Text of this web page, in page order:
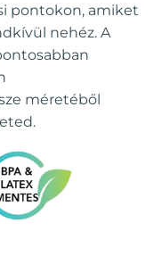
pontokon, amiket
nehéz. A
méretéből